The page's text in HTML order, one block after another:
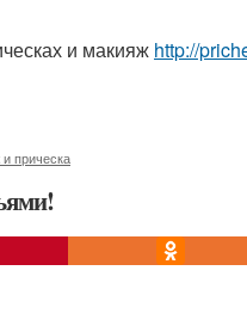
и макияж http://
прическа